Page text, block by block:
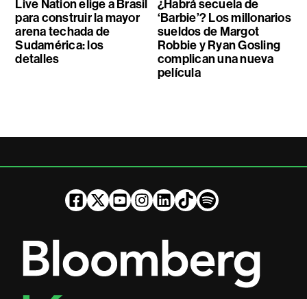
Live Nation elige a Brasil
para construir la mayor
arena techada de
Sudamérica: los
detalles
¿Habrá secuela de
‘Barbie’? Los millonarios
sueldos de Margot
Robbie y Ryan Gosling
complican una nueva
película